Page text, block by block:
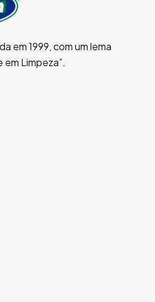
em 1999, com um lema
em Limpeza”.